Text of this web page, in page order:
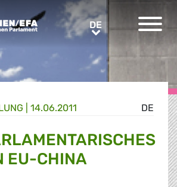
DEDE
DE
14.06.2011
EU-CHINA